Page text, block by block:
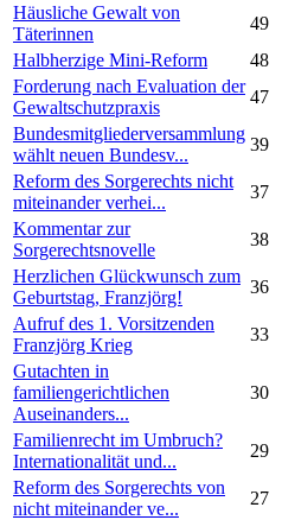
Häusliche Gewalt von
Täterinnen
49
Halbherzige Mini-Reform
48
Forderung nach Evaluation der
Gewaltschutzpraxis
47
Bundesmitgliederversammlung
wählt neuen Bundesv...
39
Reform des Sorgerechts nicht
miteinander verhei...
37
Kommentar zur
Sorgerechtsnovelle
38
Herzlichen Glückwunsch zum
Geburtstag, Franzjörg!
36
Aufruf des 1. Vorsitzenden
Franzjörg Krieg
33
Gutachten in
familiengerichtlichen
Auseinanders...
30
Familienrecht im Umbruch?
Internationalität und...
29
Reform des Sorgerechts von
nicht miteinander ve...
27